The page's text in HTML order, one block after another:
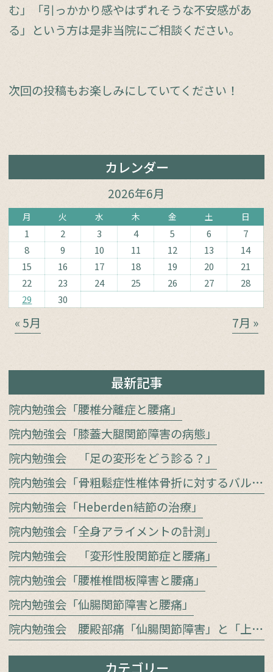
む」「引っかかり感やはずれそうな不安感があ
る」という方は是非当院にご相談ください。
次回の投稿もお楽しみにしていてください！
カレンダー
2026年6月
月 火 水 木 金 土 日
1 2 3 4 5 6
7
8
9 10 11 12 13
14
15
16 17 18 19 20
21
22
23 24 25 26 27
28
29
30
« 5月 7月 »
最新記事
院内勉強会「腰椎分離症と腰痛」
院内勉強会「膝蓋大腿関節障害の病態」
院内勉強会 「足の変形をどう診る？」
院内勉強会「骨粗鬆症性椎体骨折に対するバルーン椎体形成術」
院内勉強会「Heberden結節の治療」
院内勉強会「全身アライメントの計測」
院内勉強会 「変形性股関節症と腰痛」
院内勉強会「腰椎椎間板障害と腰痛」
院内勉強会「仙腸関節障害と腰痛」
院内勉強会 腰殿部痛「仙腸関節障害」と「上殿皮神経／中殿皮神経障害」をどう見極めるか
カテゴリー